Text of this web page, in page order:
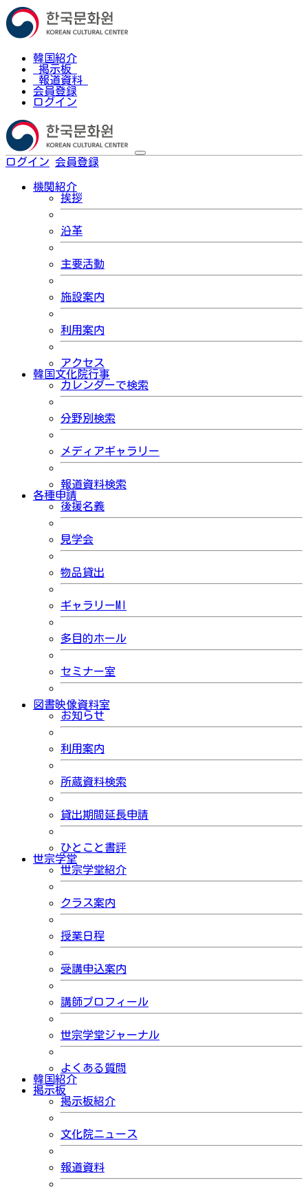
韓国紹介
掲示板
報道資料
会員登録
ログイン
ログイン 会員登録
機関紹介
挨拶
沿革
主要活動
施設案内
利用案内
アクセス
韓国文化院行事
カレンダーで検索
分野別検索
メディアギャラリー
報道資料検索
各種申請
後援名義
見学会
物品貸出
ギャラリーMI
多目的ホール
セミナー室
図書映像資料室
お知らせ
利用案内
所蔵資料検索
貸出期間延長申請
ひとこと書評
世宗学堂
世宗学堂紹介
クラス案内
授業日程
受講申込案内
講師プロフィール
世宗学堂ジャーナル
よくある質問
韓国紹介
掲示板
掲示板紹介
文化院ニュース
報道資料